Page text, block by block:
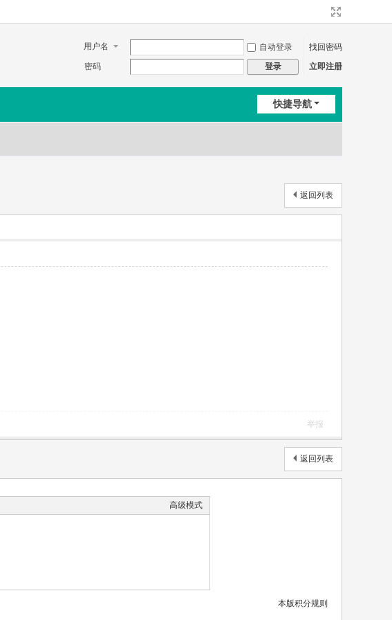
用户名 自动登录
找回密码
密码
登录 立即注册
快捷导航
返回列表
举报
返回列表
高级模式
本版积分规则